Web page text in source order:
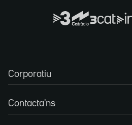
Corporatiu
Contacta'ns